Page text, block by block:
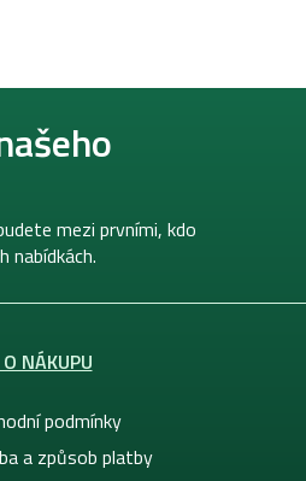
mezi prvními, kdo
nabídkách.
NÁKUPU
podmínky
a způsob platby